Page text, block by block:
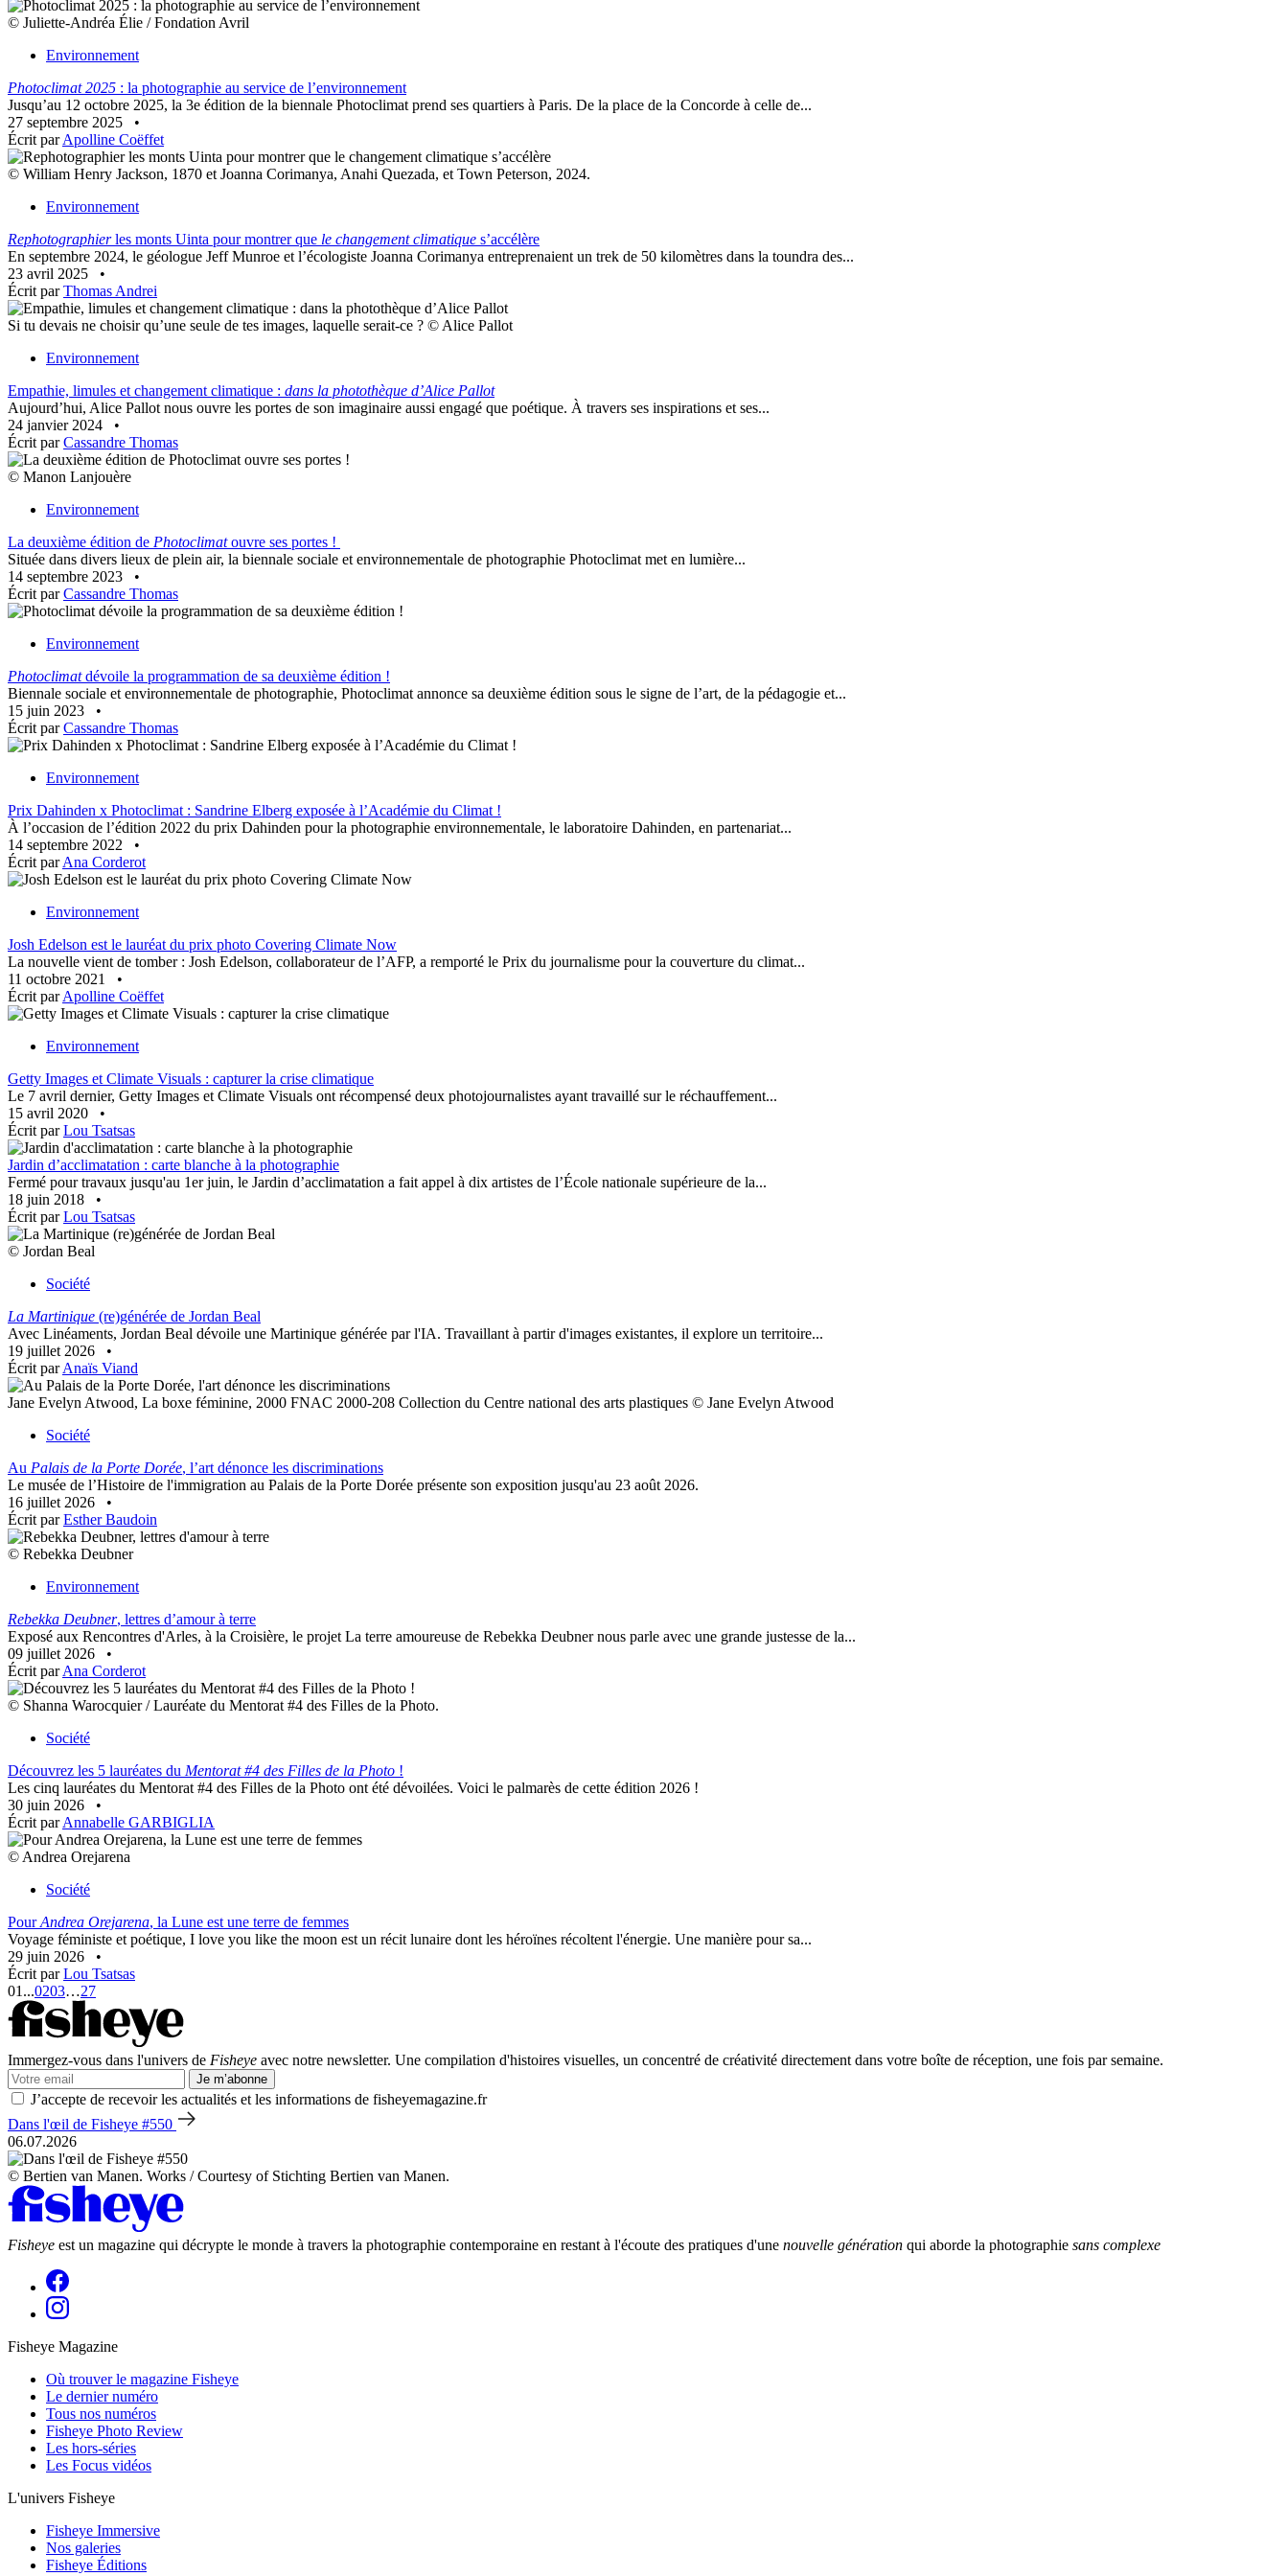
© Juliette-Andréa Élie / Fondation Avril
Environnement
Photoclimat 2025 : la photographie au service de l’environnement
Jusqu’au 12 octobre 2025, la 3e édition de la biennale Photoclimat prend ses quartiers à Paris. De la place de la Concorde à celle de...
27 septembre 2025
•
Écrit parApolline Coëffet
© William Henry Jackson, 1870 et Joanna Corimanya, Anahi Quezada, et Town Peterson, 2024.
Environnement
Rephotographierles monts Uinta pour montrer que le changement climatique s’accélère
En septembre 2024, le géologue Jeff Munroe et l’écologiste Joanna Corimanya entreprenaient un trek de 50 kilomètres dans la toundra des...
23 avril 2025
•
Écrit parThomas Andrei
Si tu devais ne choisir qu’une seule de tes images, laquelle serait-ce ? © Alice Pallot
Environnement
Empathie, limules et changement climatique : dans la photothèque d’Alice Pallot
Aujourd’hui, Alice Pallot nous ouvre les portes de son imaginaire aussi engagé que poétique. À travers ses inspirations et ses...
24 janvier 2024
•
Écrit parCassandre Thomas
© Manon Lanjouère
Environnement
La deuxième édition de Photoclimatouvre ses portes !
Située dans divers lieux de plein air, la biennale sociale et environnementale de photographie Photoclimat met en lumière...
14 septembre 2023
•
Écrit parCassandre Thomas
Environnement
Photoclimatdévoile la programmation de sa deuxième édition !
Biennale sociale et environnementale de photographie, Photoclimat annonce sa deuxième édition sous le signe de l’art, de la pédagogie et...
15 juin 2023
•
Écrit parCassandre Thomas
Environnement
Prix Dahinden x Photoclimat : Sandrine Elberg exposée à l’Académie du Climat !
À l’occasion de l’édition 2022 du prix Dahinden pour la photographie environnementale, le laboratoire Dahinden, en partenariat...
14 septembre 2022
•
Écrit parAna Corderot
Environnement
Josh Edelson est le lauréat du prix photo Covering Climate Now
La nouvelle vient de tomber : Josh Edelson, collaborateur de l’AFP, a remporté le Prix du journalisme pour la couverture du climat...
11 octobre 2021
•
Écrit parApolline Coëffet
Environnement
Getty Images et Climate Visuals : capturer la crise climatique
Le 7 avril dernier, Getty Images et Climate Visuals ont récompensé deux photojournalistes ayant travaillé sur le réchauffement...
15 avril 2020
•
Écrit parLou Tsatsas
Jardin d’acclimatation : carte blanche à la photographie
Fermé pour travaux jusqu'au 1er juin, le Jardin d’acclimatation a fait appel à dix artistes de l’École nationale supérieure de la...
18 juin 2018
•
Écrit parLou Tsatsas
© Jordan Beal
Société
La Martinique (re)générée de Jordan Beal
Avec Linéaments, Jordan Beal dévoile une Martinique générée par l'IA. Travaillant à partir d'images existantes, il explore un territoire...
19 juillet 2026
•
Écrit parAnaïs Viand
Jane Evelyn Atwood, La boxe féminine, 2000 FNAC 2000-208 Collection du Centre national des arts plastiques © Jane Evelyn Atwood
Société
Au Palais de la Porte Dorée, l’art dénonce les discriminations
Le musée de l’Histoire de l'immigration au Palais de la Porte Dorée présente son exposition jusqu'au 23 août 2026.
16 juillet 2026
•
Écrit parEsther Baudoin
© Rebekka Deubner
Environnement
Rebekka Deubner, lettres d’amour à terre
Exposé aux Rencontres d'Arles, à la Croisière, le projet La terre amoureuse de Rebekka Deubner nous parle avec une grande justesse de la...
09 juillet 2026
•
Écrit parAna Corderot
© Shanna Warocquier / Lauréate du Mentorat #4 des Filles de la Photo.
Société
Découvrez les 5 lauréates du Mentorat #4 des Filles de la Photo !
Les cinq lauréates du Mentorat #4 des Filles de la Photo ont été dévoilées. Voici le palmarès de cette édition 2026 !
30 juin 2026
•
Écrit parAnnabelle GARBIGLIA
© Andrea Orejarena
Société
PourAndrea Orejarena, la Lune est une terre de femmes
Voyage féministe et poétique, I love you like the moon est un récit lunaire dont les héroïnes récoltent l'énergie. Une manière pour sa...
29 juin 2026
•
Écrit parLou Tsatsas
01 ...0203…27
Immergez-vous dans l'univers de Fisheye avec notre newsletter. Une compilation d'histoires visuelles, un concentré de créativité directement dans votre boîte de réception, une fois par semaine.
Je m’abonne
J’accepte de recevoir les actualités et les informations de fisheyemagazine.fr
Dans l'œil de Fisheye #550
06.07.2026
© Bertien van Manen. Works / Courtesy of Stichting Bertien van Manen.
Fisheye est un magazine qui décrypte le monde à travers la photographie contemporaine en restant à l'écoute des pratiques d'une nouvelle génération qui aborde la photographie sans complexe
Fisheye Magazine
Où trouver le magazine Fisheye
Le dernier numéro
Tous nos numéros
Fisheye Photo Review
Les hors-séries
Les Focus vidéos
L'univers Fisheye
Fisheye Immersive
Nos galeries
Fisheye Éditions